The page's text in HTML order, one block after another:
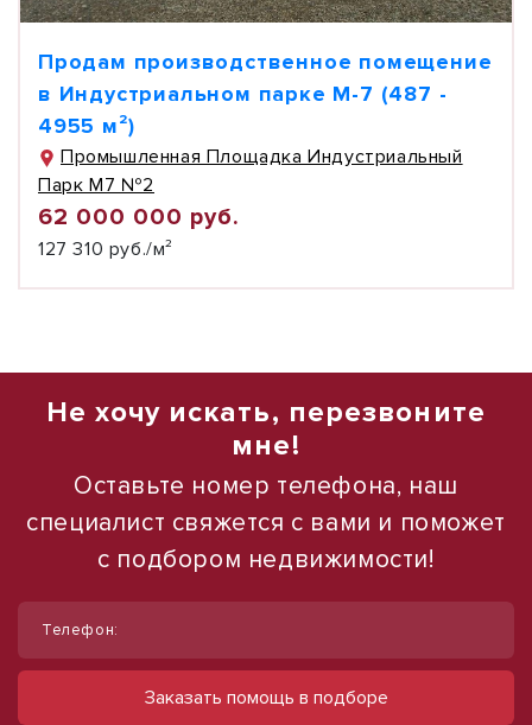
Продам производственное помещение
в Индустриальном парке М-7 (487 -
4955 м²)
Промышленная Площадка Индустриальный
Парк М7 №2
62 000 000 руб.
127 310 руб./м²
Не хочу искать, перезвоните
мне!
Оставьте номер телефона, наш
специалист свяжется с вами и поможет
с подбором недвижимости!
Телефон:
Заказать помощь в подборе